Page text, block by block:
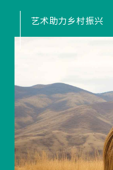
艺术助力乡村振兴